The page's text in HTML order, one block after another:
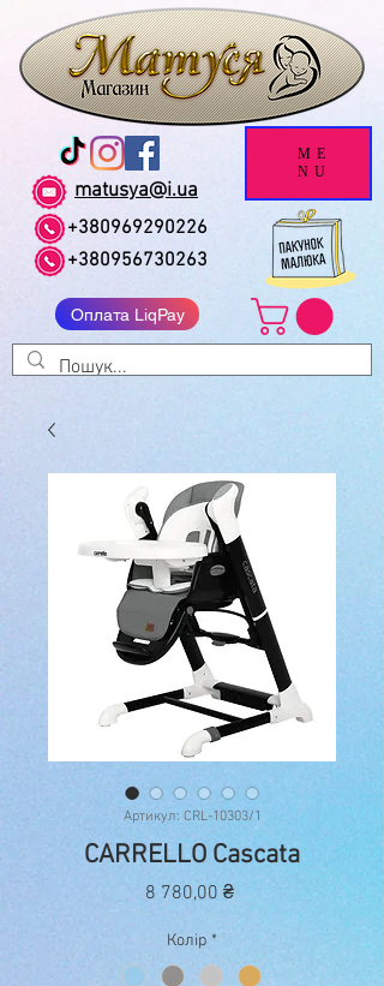
matusya@i.ua
+380969290226
+380956730263
Оплата LiqPay
ME
NU
Артикул: CRL-10303/1
CARRELLO Cascata
8 780,00 ₴Ціна
Колір *